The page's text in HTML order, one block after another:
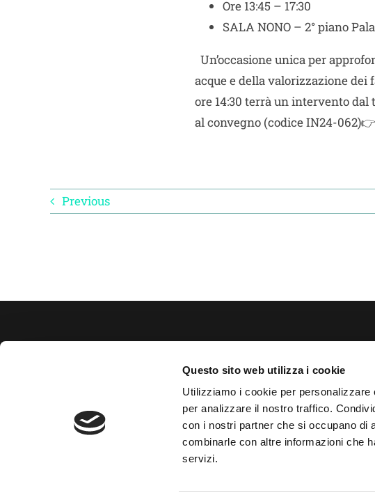
Questo sito web utilizza i cookie
Utilizziamo i cookie per
per analizzare il nostro traffico.
con i nostri partner che si occupano di
combinarle con altre informazioni che
servizi.
Ore 13:45 – 17:30
SALA NONO – 2° piano
Un’occasione unica per
acque e della valorizzazione
ore 14:30 terrà un intervento
al convegno (codice IN24-062)👉
Previous
B-Plas sbrl via
Lugo (RA) Tel.
info@b-plas.it